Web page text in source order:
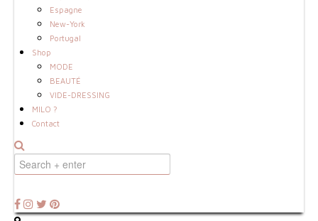
Espagne
New-York
Portugal
Shop
MODE
BEAUTÉ
VIDE-DRESSING
MILO ?
Contact